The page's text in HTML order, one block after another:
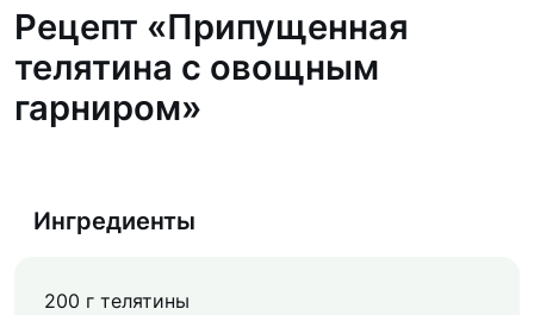
Рецепт «Припущенная
телятина с овощным
гарниром»
Ингредиенты
200 г телятины